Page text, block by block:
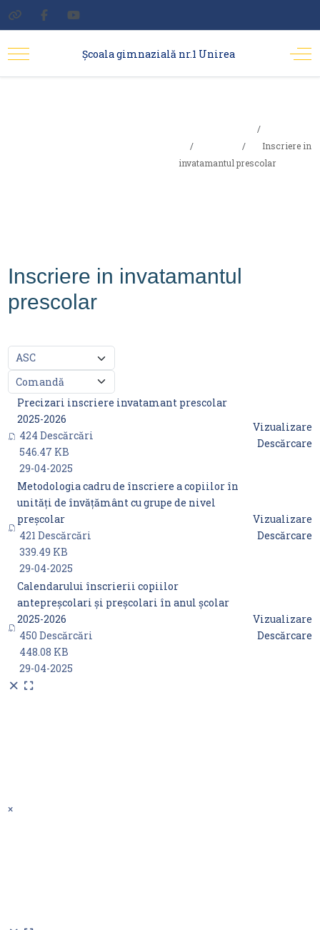
Şcoala gimnazială nr.1 Unirea
Inscriere in
invatamantul prescolar
Inscriere in invatamantul
prescolar
Titlu
Descărcare
Precizari inscriere invatamant prescolar
2025-2026
424 Descărcări
546.47 KB
29-04-2025
Vizualizare
Descărcare
Metodologia cadru de înscriere a copiilor în
unităţi de învăţământ cu grupe de nivel
preşcolar
421 Descărcări
339.49 KB
29-04-2025
Vizualizare
Descărcare
Calendarului înscrierii copiilor
antepreșcolari și preșcolari în anul școlar
2025-2026
450 Descărcări
448.08 KB
29-04-2025
Vizualizare
Descărcare
×